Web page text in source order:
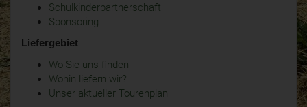
Schulkinderpartnerschaft
Sponsoring
Liefergebiet
Wo Sie uns finden
Wohin liefern wir?
Unser aktueller Tourenplan